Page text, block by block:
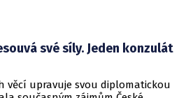
své síly. Jeden konzulát
věcí upravuje svou diplomatickou